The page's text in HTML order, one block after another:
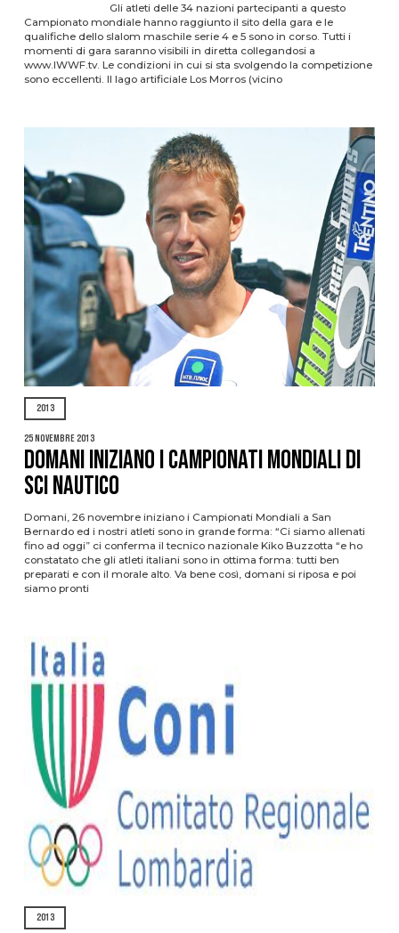
Gli atleti delle 34 nazioni partecipanti a questo
Campionato mondiale hanno raggiunto il sito della gara e le
qualifiche dello slalom maschile serie 4 e 5 sono in corso. Tutti i
momenti di gara saranno visibili in diretta collegandosi a
www.IWWF.tv. Le condizioni in cui si sta svolgendo la competizione
sono eccellenti. Il lago artificiale Los Morros (vicino
2013
25 Novembre 2013
DOMANI INIZIANO I CAMPIONATI MONDIALI di
SCI NAUTICO
Domani, 26 novembre iniziano i Campionati Mondiali a San
Bernardo ed i nostri atleti sono in grande forma: “Ci siamo allenati
fino ad oggi” ci conferma il tecnico nazionale Kiko Buzzotta “e ho
constatato che gli atleti italiani sono in ottima forma: tutti ben
preparati e con il morale alto. Va bene così, domani si riposa e poi
siamo pronti
2013